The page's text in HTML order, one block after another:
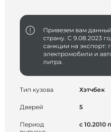
Привезем вам
страну. С 9.08.2023
санкции на экспорт:
электромобили и
литра.
Тип кузова Хэтчбек
Дверей 5
Период
с 10.2010